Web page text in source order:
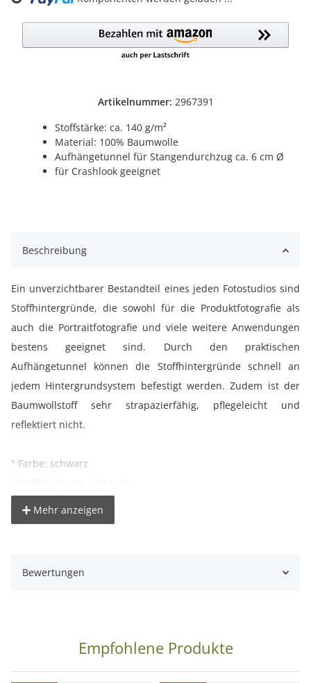
Artikelnummer: 2967391
Stoffstärke: ca. 140 g/m²
Material: 100% Baumwolle
Aufhängetunnel für Stangendurchzug ca. 6 cm Ø
für Crashlook geeignet
Beschreibung
Ein unverzichtbarer Bestandteil eines jeden Fotostudios sind
Stoffhintergründe, die sowohl für die Produktfotografie als
auch die Portraitfotografie und viele weitere Anwendungen
bestens geeignet sind. Durch den praktischen
Aufhängetunnel können die Stoffhintergründe schnell an
jedem Hintergrundsystem befestigt werden. Zudem ist der
Baumwollstoff sehr strapazierfähig, pflegeleicht und
reflektiert nicht.
° Farbe: schwarz
° Stoff reflektiert nicht
° für Crashlook geeignet
Mehr anzeigen
Bewertungen
Empfohlene Produkte